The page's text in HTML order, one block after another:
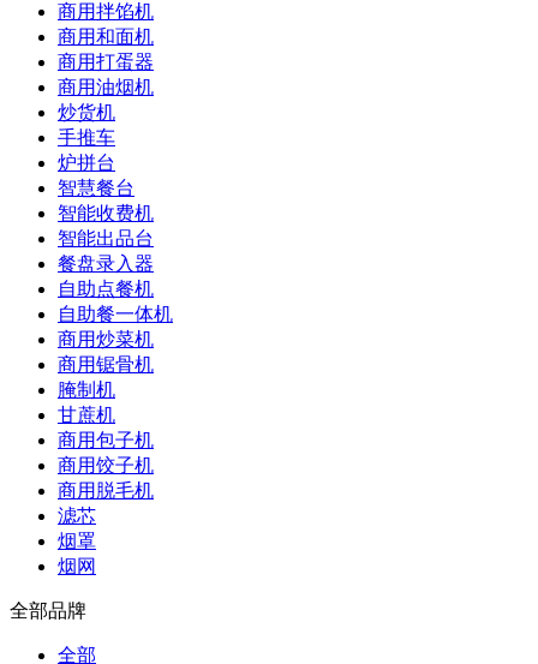
商用拌馅机
商用和面机
商用打蛋器
商用油烟机
炒货机
手推车
炉拼台
智慧餐台
智能收费机
智能出品台
餐盘录入器
自助点餐机
自助餐一体机
商用炒菜机
商用锯骨机
腌制机
甘蔗机
商用包子机
商用饺子机
商用脱毛机
滤芯
烟罩
烟网
全部品牌
全部